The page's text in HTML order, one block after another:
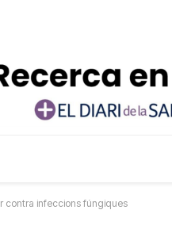
contra infeccions fúngiques